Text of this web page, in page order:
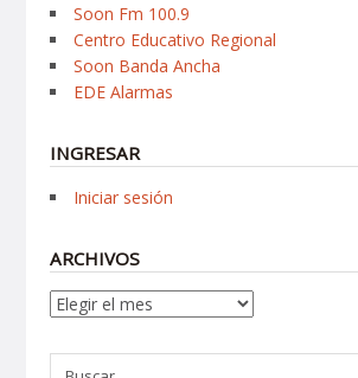
Soon Fm 100.9
Centro Educativo Regional
Soon Banda Ancha
EDE Alarmas
INGRESAR
Iniciar sesión
ARCHIVOS
Archivos